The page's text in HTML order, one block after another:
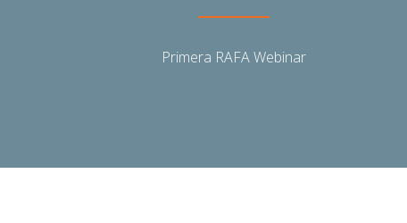
Primera RAFA Webinar